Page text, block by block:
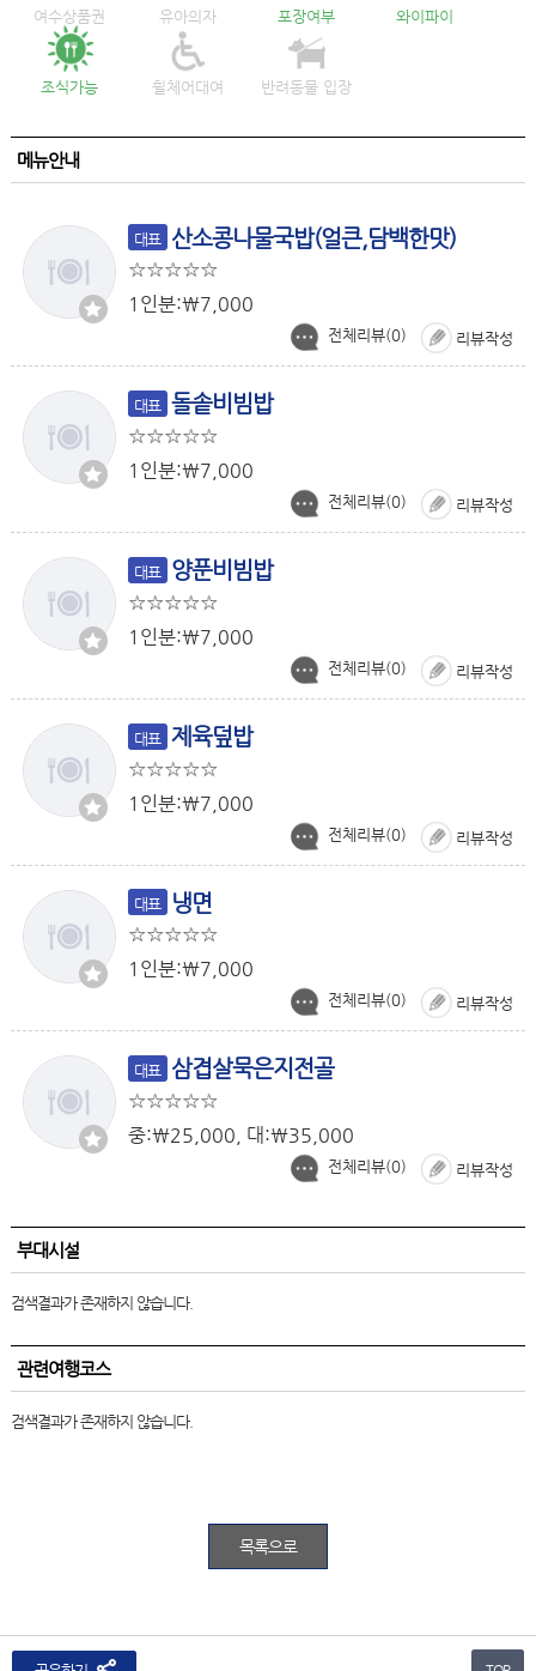
여수상품권 유아의자 포장여부 와이파이
조식가능 휠체어대여 반려동물 입장
메뉴안내
대표 산소콩나물국밥(얼큰,담백한맛)
1인분:￦7,000
리뷰작성
전체리뷰(0)
대표 돌솥비빔밥
1인분:￦7,000
리뷰작성
전체리뷰(0)
대표 양푼비빔밥
1인분:￦7,000
리뷰작성
전체리뷰(0)
대표 제육덮밥
1인분:￦7,000
리뷰작성
전체리뷰(0)
대표 냉면
1인분:￦7,000
리뷰작성
전체리뷰(0)
대표 삼겹살묵은지전골
중:￦25,000, 대:￦35,000
리뷰작성
전체리뷰(0)
부대시설
검색결과가 존재하지 않습니다.
관련여행코스
검색결과가 존재하지 않습니다.
목록으로